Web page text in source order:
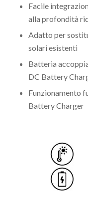
Facile
alla profondità
Adatto per
solari esistenti
Batteria
DC Battery
Funzionamento
Battery Charger